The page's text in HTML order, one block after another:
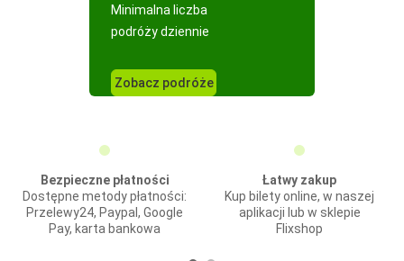
Minimalna liczba
podróży dziennie
Zobacz podróże
Bezpieczne płatności
Dostępne metody płatności:
Przelewy24, Paypal, Google
Pay, karta bankowa
Łatwy zakup
Kup bilety online, w naszej
aplikacji lub w sklepie
Flixshop